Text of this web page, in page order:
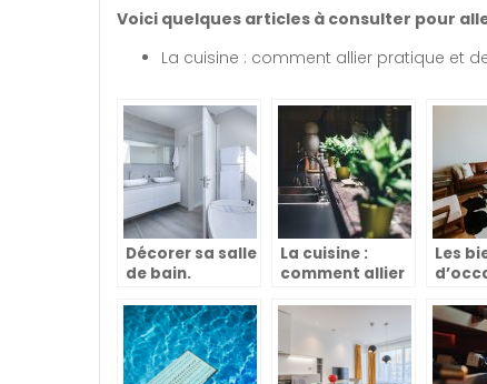
Voici quelques articles à consulter pour
La cuisine : comment allier pratique et
Décorer sa salle
de bain.
La cuisine :
comment allier
design ?
Les